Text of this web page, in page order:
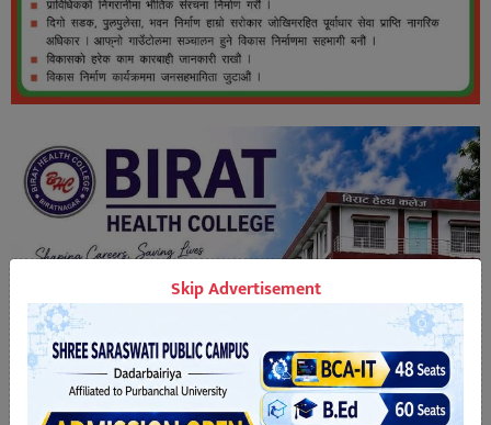
Skip Advertisement